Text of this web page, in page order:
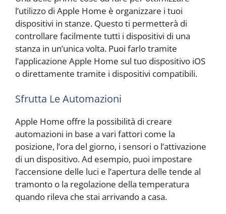
l’utilizzo di Apple Home è organizzare i tuoi
dispositivi in stanze. Questo ti permetterà di
controllare facilmente tutti i dispositivi di una
stanza in un’unica volta. Puoi farlo tramite
l’applicazione Apple Home sul tuo dispositivo iOS
o direttamente tramite i dispositivi compatibili.
Sfrutta Le Automazioni
Apple Home offre la possibilità di creare
automazioni in base a vari fattori come la
posizione, l’ora del giorno, i sensori o l’attivazione
di un dispositivo. Ad esempio, puoi impostare
l’accensione delle luci e l’apertura delle tende al
tramonto o la regolazione della temperatura
quando rileva che stai arrivando a casa.